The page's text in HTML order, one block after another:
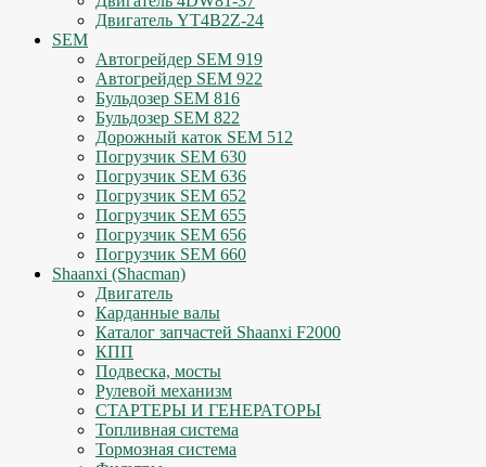
Двигатель YT4B2Z-24
SEM
Автогрейдер SEM 919
Автогрейдер SEM 922
Бульдозер SEM 816
Бульдозер SEM 822
Дорожный каток SEM 512
Погрузчик SEM 630
Погрузчик SEM 636
Погрузчик SEM 652
Погрузчик SEM 655
Погрузчик SEM 656
Погрузчик SEM 660
Shaanxi (Shacman)
Двигатель
Карданные валы
Каталог запчастей Shaanxi F2000
КПП
Подвеска, мосты
Рулевой механизм
СТАРТЕРЫ И ГЕНЕРАТОРЫ
Топливная система
Тормозная система